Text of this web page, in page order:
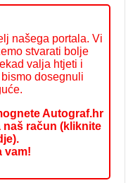
našega portala. Vi
stvarati bolje
valja htjeti i
dosegnuli
Autograf.hr
račun (kliknite
vam!